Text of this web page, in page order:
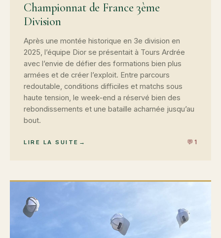
Championnat de France 3ème
Division
Après une montée historique en 3e division en
2025, l’équipe Dior se présentait à Tours Ardrée
avec l’envie de défier des formations bien plus
armées et de créer l’exploit. Entre parcours
redoutable, conditions difficiles et matchs sous
haute tension, le week-end a réservé bien des
rebondissements et une bataille acharnée jusqu’au
bout.
LIRE LA SUITE 💬 1